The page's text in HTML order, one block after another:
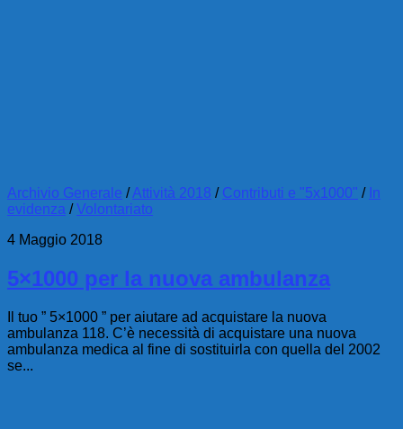
Archivio Generale /Attività 2018 / Contributi e "5x1000" / In
evidenza /Volontariato
4 Maggio 2018
5×1000 per la nuova ambulanza
Il tuo ” 5×1000 ” per aiutare ad acquistare la nuova
ambulanza 118. C’è necessità di acquistare una nuova
ambulanza medica al fine di sostituirla con quella del 2002
se...